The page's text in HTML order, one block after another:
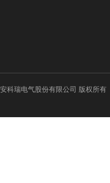
科瑞电气股份有限公司 版权所